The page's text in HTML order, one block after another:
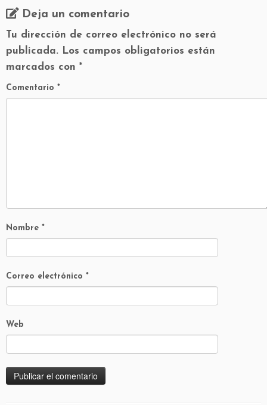
Deja un comentario
Tu dirección de correo electrónico no será
publicada. Los campos obligatorios están
marcados con *
Comentario *
Nombre *
Correo electrónico *
Web